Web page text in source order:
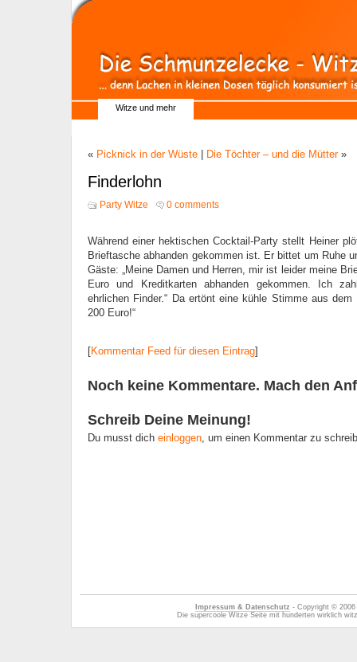
Witze und mehr
« Picknick in der Wüste Die Töchter – und die Mütter »
Finderlohn
Party Witze 0 comments
Während einer hektischen Cocktail-Party stellt Heiner
Brieftasche abhanden gekommen ist. Er bittet um Ruhe
Gäste: „Meine Damen und Herren, mir ist leider meine
Euro und Kreditkarten abhanden gekommen. Ich
ehrlichen Finder.“ Da ertönt eine kühle Stimme aus dem
200 Euro!“
[Kommentar Feed für diesen Eintrag]
Noch keine Kommentare. Mach den
Schreib Deine Meinung!
Du musst dich einloggen, um einen Kommentar zu
Impressum & Datenschutz - Copyright ©
Die supercoole Witze Seite mit hunderten wirklich